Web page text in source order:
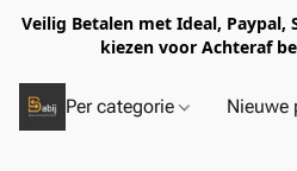
Veilig Betalen met Ideal,
kiezen voor Achteraf
Per categorie Nieuwe